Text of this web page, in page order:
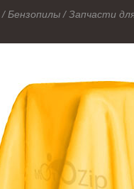
/Бензопилы /Запчасти